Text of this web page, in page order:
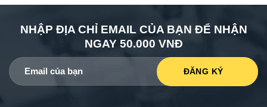
NHẬP ĐỊA CHỈ EMAIL CỦA BẠN ĐỂ NHẬN
NGAY 50.000 VNĐ